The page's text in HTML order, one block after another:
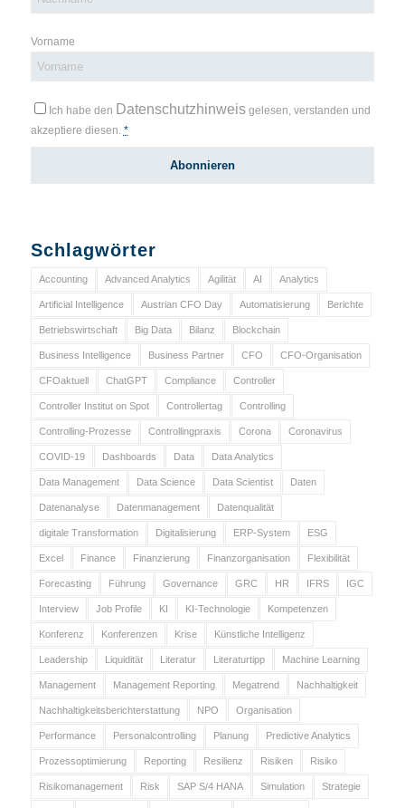
Vorname
Ich habe den Datenschutzhinweisgelesen, verstanden und
akzeptiere diesen. *
Schlagwörter
Accounting Advanced Analytics Agilität AI Analytics
Artificial Intelligence Austrian CFO Day Automatisierung Berichte
Betriebswirtschaft Big Data Bilanz Blockchain
Business Intelligence Business Partner CFO CFO-Organisation
CFOaktuell ChatGPT Compliance Controller
Controller Institut on Spot Controllertag Controlling
Controlling-Prozesse Controllingpraxis Corona Coronavirus
COVID-19 Dashboards Data Data Analytics
Data Management Data Science Data Scientist Daten
Datenanalyse Datenmanagement Datenqualität
digitale Transformation Digitalisierung ERP-System ESG
Excel Finance Finanzierung Finanzorganisation Flexibilität
Forecasting Führung Governance GRC HR IFRS IGC
Interview Job Profile KI KI-Technologie Kompetenzen
Konferenz Konferenzen Krise Künstliche Intelligenz
Leadership Liquidität Literatur Literaturtipp Machine Learning
Management Management Reporting Megatrend Nachhaltigkeit
Nachhaltigkeitsberichterstattung NPO Organisation
Performance Personalcontrolling Planung Predictive Analytics
Prozessoptimierung Reporting Resilienz Risiken Risiko
Risikomanagement Risk SAP S/4 HANA Simulation Strategie